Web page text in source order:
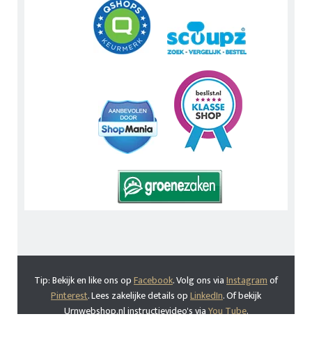
Tip: Bekijk en like ons opFacebook. Volg ons viaInstagramof
Pinterest. Lees zakelijke details opLinkedIn. Of bekijk
Urnwebshop.nl instructievideo's viaYou Tube.